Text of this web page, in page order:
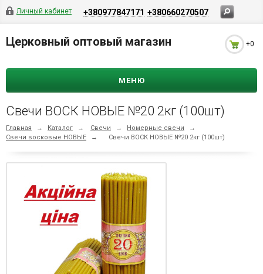
Личный кабинет +380977847171 +380660270507
Церковный оптовый магазин +0
МЕНЮ
Свечи ВОСК НОВЫЕ №20 2кг (100шт)
Главная → Каталог → Свечи → Номерные свечи
→
Свечи восковые НОВЫЕ
→ Свечи ВОСК НОВЫЕ №20 2кг (100шт)